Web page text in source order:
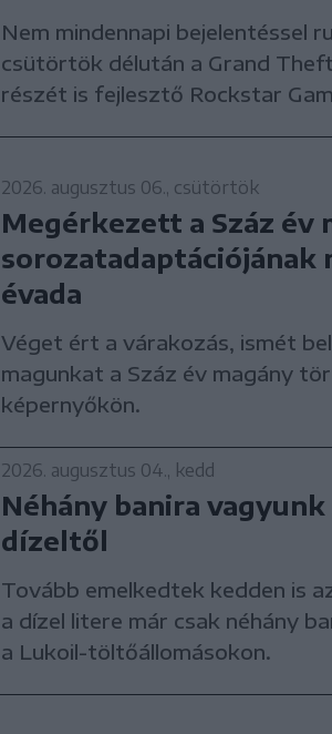
Nem mindennapi bejelentéssel
csütörtök délután a Grand
részét is fejlesztő Rockstar
2026. augusztus 06., csütörtök
Megérkezett a Száz év
sorozatadaptációjának
évada
Véget ért a várakozás, ismét
magunkat a Száz év magány
képernyőkön.
2026. augusztus 04., kedd
Néhány banira vagyunk
dízeltől
Tovább emelkedtek kedden is
a dízel litere már csak néhány
a Lukoil-töltőállomásokon.